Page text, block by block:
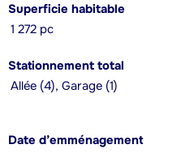
Superficie habitable
1 272 pc
Stationnement total
Allée (4), Garage (1)
Date d’emménagement